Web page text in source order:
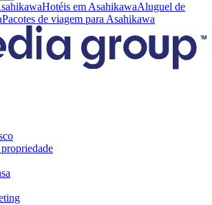
Hotéis em AsahikawaAluguel de
Pacotes de viagem para Asahikawa